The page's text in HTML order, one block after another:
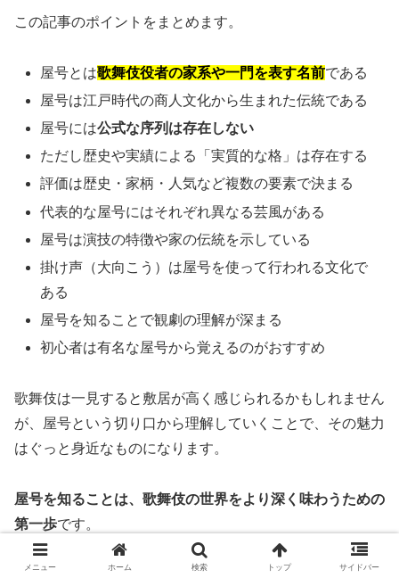
この記事のポイントをまとめます。
屋号とは歌舞伎役者の家系や一門を表す名前である
屋号は江戸時代の商人文化から生まれた伝統である
屋号には公式な序列は存在しない
ただし歴史や実績による「実質的な格」は存在する
評価は歴史・家柄・人気など複数の要素で決まる
代表的な屋号にはそれぞれ異なる芸風がある
屋号は演技の特徴や家の伝統を示している
掛け声（大向こう）は屋号を使って行われる文化で
ある
屋号を知ることで観劇の理解が深まる
初心者は有名な屋号から覚えるのがおすすめ
歌舞伎は一見すると敷居が高く感じられるかもしれません
が、屋号という切り口から理解していくことで、その魅力
はぐっと身近なものになります。
屋号を知ることは、歌舞伎の世界をより深く味わうための
第一歩です。
ぜひ今回の内容を参考にしながら、次の観劇では屋号や掛
メニュー ホーム 検索 トップ サイドバー